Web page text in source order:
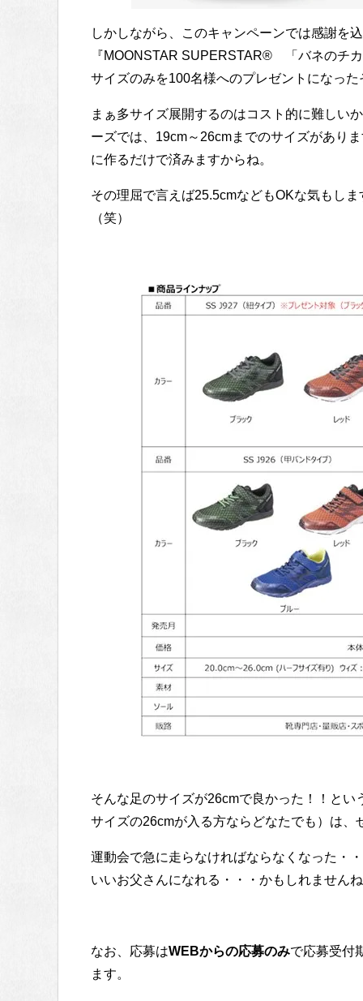
しかしながら、このキャンペーンでは感謝を
『MOONSTAR SUPERSTAR® 「バネのチ
サイズのみを100名様へのプレゼントになっ
まぁ多サイズ展開するのはコスト的に難しい
ーズでは、19cm～26cmまでのサイズがあり
に作るだけで済みますからね。
その理屈で言えば25.5cmなどもOKな気もし
（笑）
そんな足のサイズが26cmで良かった！！と
サイズの26cmが入る方ならどなたでも）は、
運動会で急に走らなければならなくなった・
いいお父さんになれる・・・かもしれません
なお、応募はWEBからの応募のみで応募受付
ます。